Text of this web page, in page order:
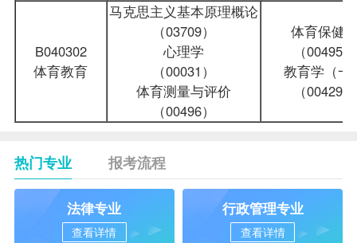
B040302
体育教育
马克思主义基本原理概论
（03709）
心理学
（00031）
体育测量与评价
（00496）
体育保健
（00495）
教育学（一
（00429）
热门专业 报考流程
法律专业
查看详情
行政管理专业
查看详情